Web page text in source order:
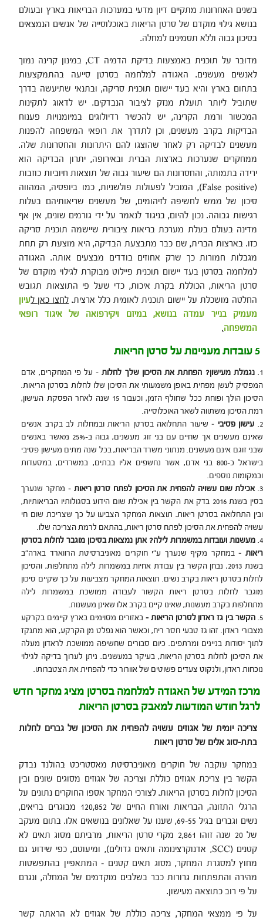
בשנים האחרונות מתקיים דיון מדעי במערכות הבריאות בארץ ובעולם
בנושא גילוי מוקדם של סרטן הריאות באוכלוסייה של אנשים הנמצאים
בסיכון גבוה וללא תסמינים למחלה.
מדובר על תוכנית באמצעות בדיקת הדמיה CT, במינון קרינה נמוך
לאנשים מעשנים. האגודה למלחמה בסרטן סייעה בהתמקצעות
בתחום בארץ והיא בעד יישום תוכנית סריקה, ובתנאי שתיעשה בדרך
שתוביל ליותר תועלת מנזק לציבור הנבדקים. יש לדאוג לתקינות
המכשור ורמת הקרינה, יש להכשיר רדיולוגים במיומנויות פענוח
הבדיקות בקרב מעשנים, וכן לתדרך את רופאי המשפחה להפנות
מעשנים לבדיקה רק לאחר שהוצגו להם היתרונות והחסרונות שלה.
ממחקרים שנערכות בארצות הברית ובאירופה, יתרון הבדיקה הוא
ירידה בתמותה, והחסרונות הם שיעור גבוה של תוצאות חיוביות כוזבות
(False positive), המוביל לפעולות פולשניות, כמו ביופסיה, המהווה
סיכון של ממש לחשיפה לזיהומים, של מעשנים שריאותיהם בעלות
רגישות גבוהה. נכון להיום, בניגוד לנאמר על ידי גורמים שונים, אין אף
מדינה בעולם בעלת מערכת בריאות ציבורית שיישמה תוכנית סריקה
כזו. בארצות הברית, שם כבר מתבצעת הבדיקה, היא מוצעת רק תחת
מגבלות חמורות כך שרק אחוזים בודדים מבצעים אותה. האגודה
למלחמה בסרטן בעד יישום תוכנית פיילוט מבוקרת לגילוי מוקדם של
סרטן הריאות, הכוללת בקרת איכות, כדי שעל פי התוצאות תגובש
החלטה מושכלת על יישום תוכנית לאומית כלל ארצית. לחצו כאן לעיון
מעמיק בנייר עמדה בנושא, במיזם ויקירפואה של איגוד רופאי
המשפחה.
5 עובדות מעניינות על סרטן הריאות
נגמלת מעישון? הפחתת את הסיכון שלך לחלות – על פי המחקרים, אדם
המפסיק לעשן מפחית באופן משמעותי את הסיכון שלו לחלות בסרטן הריאות.
הסיכון הולך ופוחת ככל שחולף הזמן, וכעבור 15 שנה לאחר הפסקת העישון,
רמת הסיכון משתווה לשאר האוכלוסייה.
עישון פסיבי – שיעור התחלואה בסרטן הריאות ובמחלות לב בקרב אנשים
שאינם מעשנים אך שחיים עם בני זוג מעשנים, גבוה ב-25% מאשר באנשים
שבני זוגם אינם מעשנים. מנתוני משרד הבריאות, בכל שנה מתים מעישון פסיבי
בישראל כ-800 בני אדם, אשר נחשפים אליו בבתים, במשרדים, במסעדות
ובמקומות נוספים.
אכילת שום עשויה להפחית את הסיכון לפתח סרטן ריאות – מחקר שנערך
בסין בשנת 2016 בדק את הקשר בין אכילת שום הידוע בסגולותיו הבריאותיות,
ובין התחלואה בסרטן ריאות. תוצאות המחקר הצביעו על כך שצריכת שום חי
עשויה להפחית את הסיכון לפתח סרטן ריאות, בהתאם לרמת הצריכה שלו.
מעשנות ועובדות במשמרות לילה? אתן נמצאות בסיכון מוגבר לחלות בסרטן
ריאות –במחקר מקיף שנערך ע"י חוקרים מאוניברסיטת הרווארד בארה"ב
בשנת 2013, נבחן הקשר בין עבודת אחיות במשמרות לילה מתחלפות, והסיכון
לחלות בסרטן ריאות בקרב נשים. תוצאות המחקר מצביעות על כך שקיים סיכון
מוגבר לחלות בסרטן ריאות הקשור לעבודה ממושכת במשמרות לילה
מתחלפות בקרב מעשנות, שאינו קיים בקרב אלו שאינן מעשנות.
הקשר בין גז ראדון לסרטן הריאות – באזורים מסוימים בארץ קיימים בקרקע
מצבורי ראדון. זהו גז טבעי חסר ריח, וכאשר הוא נפלט מן הקרקע, הוא מתנקז
לתוך יסודות בניינים ומרתפים. כיום סבורים שחשיפה ממושכת לראדון מעלה
את הסיכון לחלות בסרטן הריאות, בעיקר במעשנים. ניתן לערוך בדיקה לגילוי
נוכחות ראדון, ולנקוט צעדים פשוטים של אוורור כדי להפחית את הצטברותו.
מרכז המידע של האגודה למלחמה בסרטן מציג מחקר חדש
לרגל חודש המודעות למאבק בסרטן הריאות
צריכה יומית של אגוזים עשויה להפחית את הסיכון של גברים לחלות
בתת-סוג אלים של סרטן ריאות
במחקר עוקבה של חוקרים מאוניברסיטת מאסטריכט בהולנד נבדק
הקשר בין צריכת אגוזים כוללת וצריכה של אגוזים מסוגים שונים ובין
הסיכון לחלות בסרטן הריאות. לצורכי המחקר אספו החוקרים נתונים על
הרגלי התזונה, הבריאות ואורח החיים של 120,852 מבוגרים בריאים,
נשים וגברים בגיל 69-55, שענו על שאלונים בנושאים אלו. בתום מעקב
של 20 שנה זוהו 2,861 מקרי סרטן הריאות, מרביתם מסוג תאים לא
קטנים (SCC, אדנוקרצינומה ותאים גדולים), ומיעוטם, כפי שידוע גם
מחוץ למסגרת המחקר, מסוג תאים קטנים – המתאפיין בהתפשטות
מהירה והתפתחות גרורות כבר בשלבים מוקדמים של המחלה, ונגרם
על פי רוב כתוצאה מעישון.
על פי ממצאי המחקר, צריכה כוללת של אגוזים לא הראתה קשר